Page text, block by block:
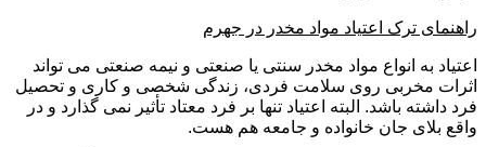
راهنمای ترک اعتیاد مواد مخدر در جهرم
اعتیاد به انواع مواد مخدر سنتی یا صنعتی و نیمه صنعتی می تواند
اثرات مخربی روی سلامت فردی، زندگی شخصی و کاری و تحصیل
فرد داشته باشد. البته اعتیاد تنها بر فرد معتاد تأثیر نمی گذارد و در
واقع بلای جان خانواده و جامعه هم هست.